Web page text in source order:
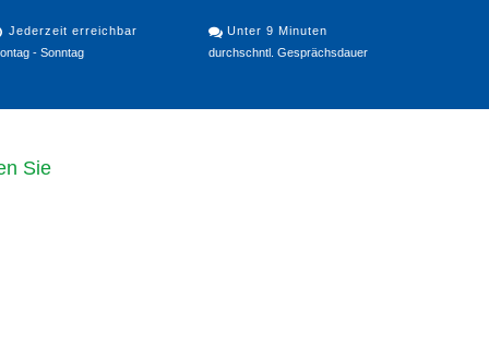
Jederzeit erreichbar
- Sonntag
Unter 9 Minuten
durchschntl. Gesprächsdauer
Sie